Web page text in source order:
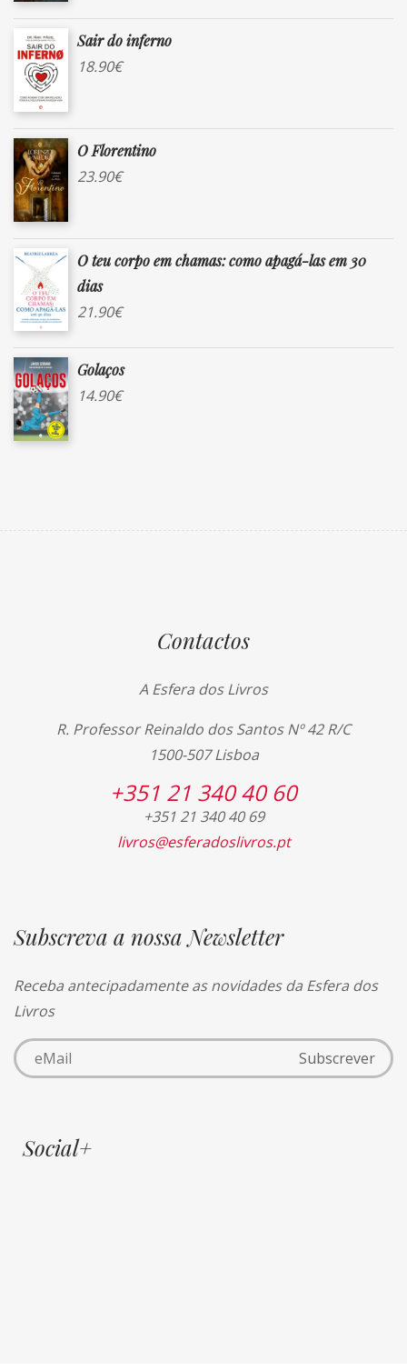
Sair do inferno
18.90€
O Florentino
23.90€
O teu corpo em chamas: como apagá-las em 30
dias
21.90€
Golaços
14.90€
Contactos
A Esfera dos Livros
R. Professor Reinaldo dos Santos Nº 42 R/C
1500-507 Lisboa
+351 21 340 40 60
+351 21 340 40 69
livros@esferadoslivros.pt
Subscreva a nossa Newsletter
Receba antecipadamente as novidades da Esfera dos
Livros
Social+